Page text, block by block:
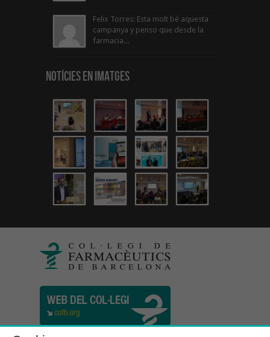
Felix Torres: Esta molt bé aquesta
campanya y penso que desde la
farmacia...
Notícies en Imatges